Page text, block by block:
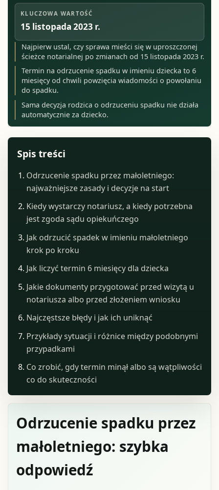
KLUCZOWA WARTOŚĆ
15 listopada 2023 r.
Najpierw ustal, czy sprawa mieści się w uproszczonej
ścieżce notarialnej po zmianach od 15 listopada 2023 r.
Termin na odrzucenie spadku w imieniu dziecka to 6
miesięcy od chwili powzięcia wiadomości o powołaniu
do spadku.
Sama decyzja rodzica o odrzuceniu spadku nie działa
automatycznie za dziecko.
Odrzucenie spadku przez
małoletniego: szybka
odpowiedź
Spis treści
Odrzucenie spadku przez małoletniego:
najważniejsze zasady i decyzje na start
Kiedy wystarczy notariusz, a kiedy potrzebna
jest zgoda sądu opiekuńczego
Jak odrzucić spadek w imieniu małoletniego
krok po kroku
Jak liczyć termin 6 miesięcy dla dziecka
Jakie dokumenty przygotować przed wizytą u
notariusza albo przed złożeniem wniosku
Najczęstsze błędy i jak ich uniknąć
Przykłady sytuacji i różnice między podobnymi
przypadkami
Co zrobić, gdy termin minął albo są wątpliwości
co do skuteczności